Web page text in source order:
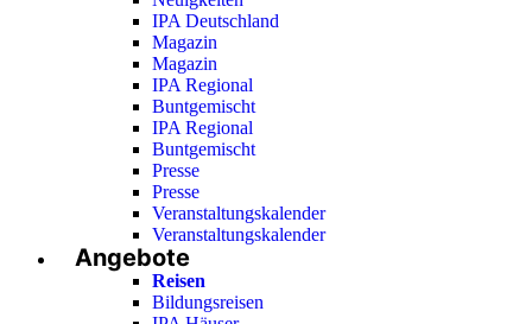
IPA Deutschland
Magazin
Magazin
IPA Regional
Buntgemischt
IPA Regional
Buntgemischt
Presse
Presse
Veranstaltungskalender
Veranstaltungskalender
Angebote
Reisen
Bildungsreisen